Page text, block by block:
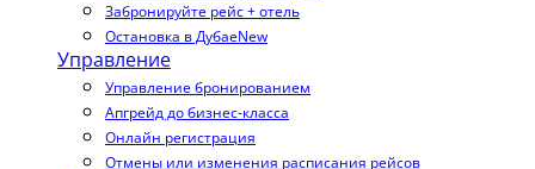
Забронируйте рейс + отель
Остановка в ДубаеNew
Управление
Управление бронированием
Апгрейд до бизнес-класса
Онлайн регистрация
Отмены или изменения расписания рейсов